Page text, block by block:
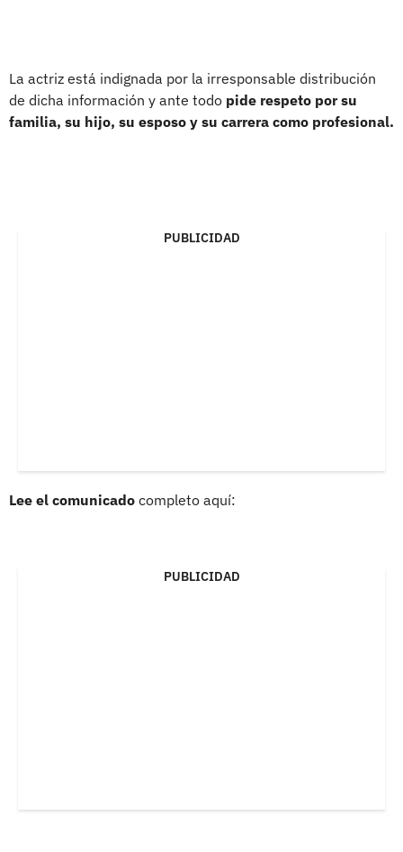
La actriz está indignada por la irresponsable distribución
de dicha información y ante todo pide respeto por su
familia, su hijo, su esposo y su carrera como profesional.
PUBLICIDAD
Lee el comunicado completo aquí:
PUBLICIDAD